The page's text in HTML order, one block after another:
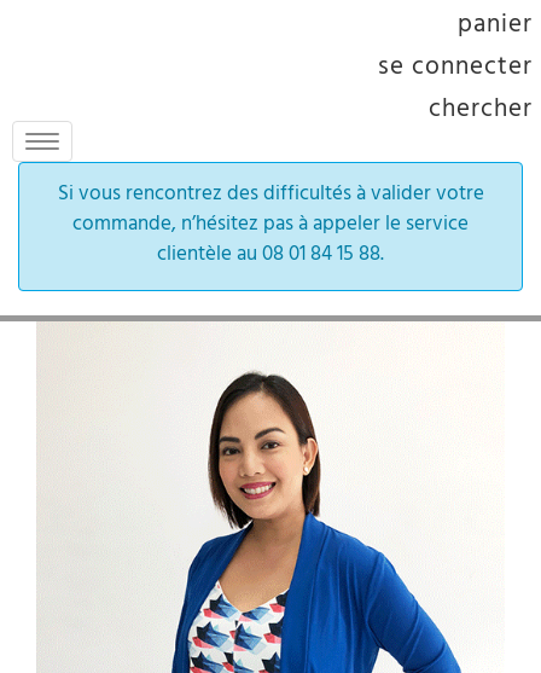
panier
se connecter
chercher
Toggle
navigation
Si vous rencontrez des difficultés à valider votre
commande, n’hésitez pas à appeler le service
clientèle au 08 01 84 15 88.